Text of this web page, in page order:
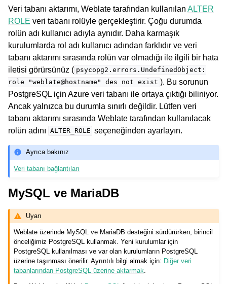
Veri tabanı aktarımı, Weblate tarafından kullanılan ALTER
ROLE veri tabanı rolüyle gerçekleştirir. Çoğu durumda
rolün adı kullanıcı adıyla aynıdır. Daha karmaşık
kurulumlarda rol adı kullanıcı adından farklıdır ve veri
tabanı aktarımı sırasında rolün var olmadığı ile ilgili bir hata
iletisi görürsünüz ( psycopg2.errors.UndefinedObject:
role
"weblate@hostname" des not exist ). Bu sorunun
PostgreSQL için Azure veri tabanı ile ortaya çıktığı biliniyor.
Ancak yalnızca bu durumla sınırlı değildir. Lütfen veri
tabanı aktarımı sırasında Weblate tarafından kullanılacak
rolün adını ALTER_ROLE seçeneğinden ayarlayın.
Ayrıca bakınız
Veri tabanı bağlantıları
MySQL ve MariaDB
Uyarı
Weblate üzerinde MySQL ve MariaDB desteğini sürdürürken, birincil
önceliğimiz PostgreSQL kullanmak. Yeni kurulumlar için
PostgreSQL kullanılması ve var olan kurulumların PostgreSQL
üzerine taşınması önerilir. Ayrıntılı bilgi almak için: Diğer veri
tabanlarından PostgreSQL üzerine aktarmak.